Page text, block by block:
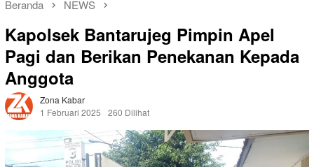
Beranda NEWS
Kapolsek Bantarujeg Pimpin Apel
Pagi dan Berikan Penekanan Kepada
Anggota
Zona Kabar
1 Februari 2025
260 Dilihat